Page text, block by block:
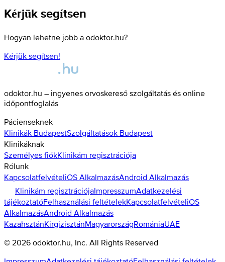
Kérjük segítsen
Hogyan lehetne jobb a odoktor.hu?
Kérjük segítsen!
odoktor.hu – ingyenes orvoskereső szolgáltatás és online
időpontfoglalás
Pácienseknek
Klinikák BudapestSzolgáltatások Budapest
Klinikáknak
Személyes fiókKlinikám regisztrációja
Rólunk
KapcsolatfelvételiOS AlkalmazásAndroid Alkalmazás
Klinikám regisztrációjaImpresszumAdatkezelési
tájékoztatóFelhasználási feltételekKapcsolatfelvételiOS
AlkalmazásAndroid Alkalmazás
KazahsztánKirgizisztánMagyarországRomániaUAE
© 2026 odoktor.hu, Inc. All Rights Reserved